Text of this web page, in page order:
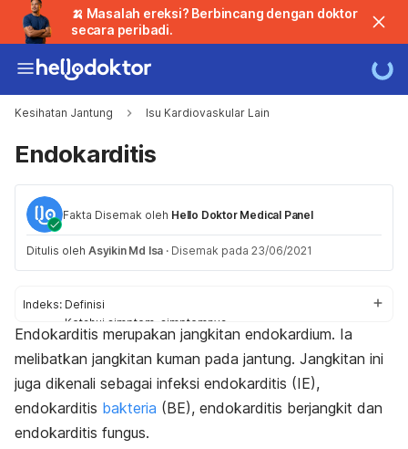
🍌 Masalah ereksi? Berbincang dengan doktor
secara peribadi.
Kesihatan Jantung Isu Kardiovaskular Lain
Endokarditis
Fakta Disemak oleh Hello Doktor Medical Panel
Ditulis oleh Asyikin Md Isa · Disemak pada 23/06/2021
Indeks: Definisi
Ketahui simptom-simptomnya
Ketahui puncanya
Ketahui faktor risiko
Diagnosis & rawatan
Perubahan gaya hidup & kaedah pengubatan sampingan
Endokarditis merupakan jangkitan endokardium. Ia
melibatkan jangkitan kuman pada jantung. Jangkitan ini
juga dikenali sebagai infeksi endokarditis (IE),
endokarditis bakteria (BE), endokarditis berjangkit dan
endokarditis fungus.